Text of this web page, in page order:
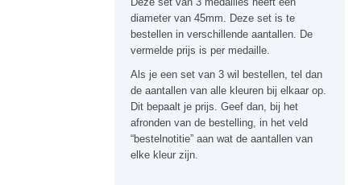
diameter van 45mm. Deze set is te
bestellen in verschillende aantallen. De
vermelde prijs is per medaille.
Als je een set van 3 wil bestellen, tel dan
de aantallen van alle kleuren bij elkaar op.
Dit bepaalt je prijs. Geef dan, bij het
afronden van de bestelling, in het veld
“bestelnotitie” aan wat de aantallen van
elke kleur zijn.